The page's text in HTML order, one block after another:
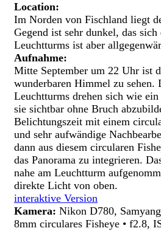
Location:
Im Norden von Fischland liegt
Gegend ist sehr dunkel, das
Leuchtturms ist aber
Aufnahme:
Mitte September um 22 Uhr ist
wunderbaren Himmel zu sehen.
Leuchtturms drehen sich wie
sie sichtbar ohne Bruch
Belichtungszeit mit einem
und sehr aufwändige
dann aus diesem circularen
das Panorama zu integrieren.
nahe am Leuchtturm
direkte Licht von oben.
interaktive Version
Kamera: Nikon D780,
8mm circulares Fisheye • f2.8,